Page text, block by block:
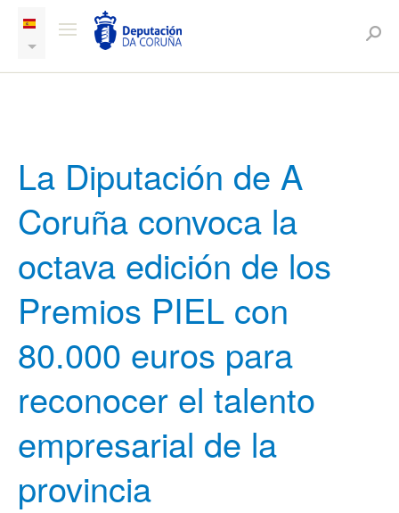
La Diputación de A
Coruña convoca la
octava edición de los
Premios PIEL con
80.000 euros para
reconocer el talento
empresarial de la
provincia